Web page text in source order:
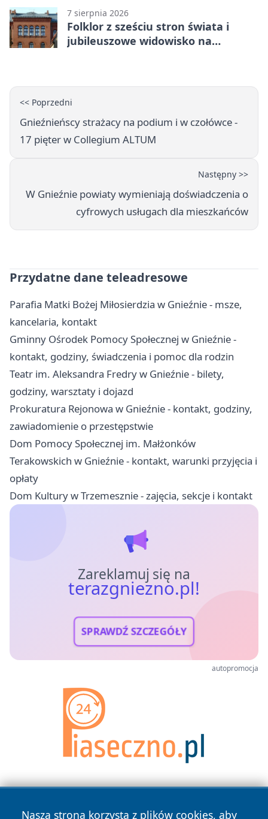
7 sierpnia 2026
Folklor z sześciu stron świata i
jubileuszowe widowisko na
<< Poprzedni
Gnieźnieńscy strażacy na podium i w czołówce -
17 pięter w Collegium ALTUM
Następny >>
W Gnieźnie powiaty wymieniają doświadczenia o
cyfrowych usługach dla mieszkańców
Przydatne dane teleadresowe
Parafia Matki Bożej Miłosierdzia w Gnieźnie - msze,
kancelaria, kontakt
Gminny Ośrodek Pomocy Społecznej w Gnieźnie -
kontakt, godziny, świadczenia i pomoc dla rodzin
Teatr im. Aleksandra Fredry w Gnieźnie - bilety,
godziny, warsztaty i dojazd
Prokuratura Rejonowa w Gnieźnie - kontakt, godziny,
zawiadomienie o przestępstwie
Dom Pomocy Społecznej im. Małżonków
Terakowskich w Gnieźnie - kontakt, warunki przyjęcia i
opłaty
Dom Kultury w Trzemesznie - zajęcia, sekcje i kontakt
Zareklamuj się na
terazgniezno.pl!
SPRAWDŹ SZCZEGÓŁY
autopromocja
Nasza strona korzysta z plików cookies, aby